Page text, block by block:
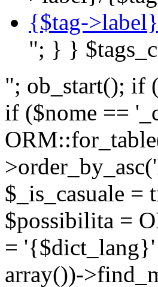
{$tag-
"; } }
"; ob_start(); if
if ($nome ==
$_is_casuale =
$possibilita =
=
array())-